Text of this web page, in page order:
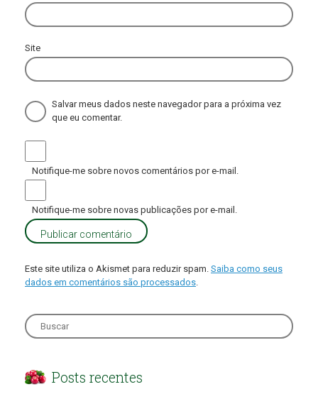
Site
Salvar meus dados neste navegador para a próxima vez
que eu comentar.
Notifique-me sobre novos comentários por e-mail.
Notifique-me sobre novas publicações por e-mail.
Este site utiliza o Akismet para reduzir spam. Saiba como seus
dados em comentários são processados.
Search
for:
Posts recentes